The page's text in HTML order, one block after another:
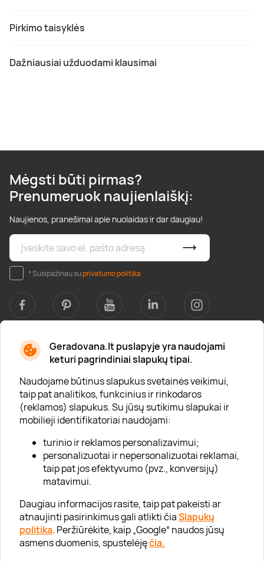
Geradovana.lt puslapyje yra naudojami
keturi pagrindiniai slapukų tipai.
Naudojame būtinus slapukus svetainės veikimui,
taip pat analitikos, funkcinius ir rinkodaros
(reklamos) slapukus. Su jūsų sutikimu slapukai ir
mobilieji identifikatoriai naudojami:
turinio ir reklamos personalizavimui;
personalizuotai ir nepersonalizuotai reklamai,
taip pat jos efektyvumo (pvz., konversijų)
matavimui.
Daugiau informacijos rasite, taip pat pakeisti ar
atnaujinti pasirinkimus gali atlikti čiaSlapukų
politika. Peržiūrėkite, kaip „Google“ naudos jūsų
asmens duomenis, spustelėjęčia.
Pirkimo taisyklės
Dažniausiai užduodami klausimai
Mėgsti būti pirmas?
Prenumeruok naujienlaiškį:
Naujienos, pranešimai apie nuolaidas ir dar daugiau!
* Susipažinau suprivatumo politika
Apie mus
Apie „Gera Dovana“
Lojalumo klubas
Karjera
Visi partneriai
Kontaktai
Tinklaraštis
Informacija